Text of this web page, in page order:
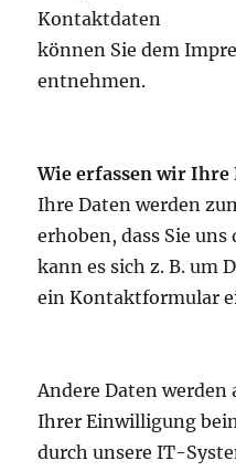
Kontaktdaten
können Sie dem
entnehmen.
Wie erfassen wir Ihre
Ihre Daten werden
erhoben, dass Sie
kann es sich z. B. um
ein Kontaktformular
Andere Daten
Ihrer Einwilligung
durch unsere IT-